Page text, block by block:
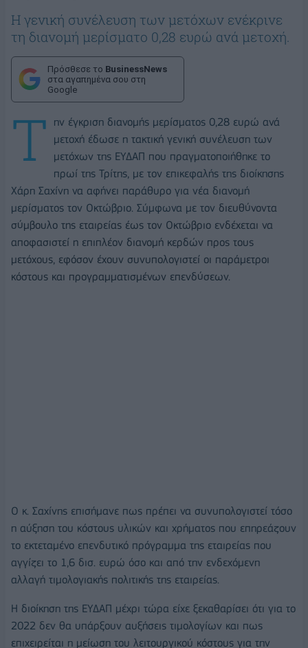
Η γενική συνέλευση των μετόχων ενέκρινε
τη διανομή μερίσματο 0,28 ευρώ ανά μετοχή.
Πρόσθεσε το BusinessNews
στα αγαπημένα σου στη
Google
Τ
ην έγκριση διανομής μερίσματος 0,28 ευρώ ανά
μετοχή έδωσε η τακτική γενική συνέλευση των
μετόχων της ΕΥΔΑΠ που πραγματοποιήθηκε το
πρωί της Τρίτης, με τον επικεφαλής της διοίκησης
Χάρη Σαχίνη να αφήνει παράθυρο για νέα διανομή
μερίσματος τον Οκτώβριο. Σύμφωνα με τον διευθύνοντα
σύμβουλο της εταιρείας έως τον Οκτώβριο ενδέχεται να
αποφασιστεί η επιπλέον διανομή κερδών προς τους
μετόχους, εφόσον έχουν συνυπολογιστεί οι παράμετροι
κόστους και προγραμματισμένων επενδύσεων.
Ο κ. Σαχίνης επισήμανε πως πρέπει να συνυπολογιστεί τόσο
η αύξηση του κόστους υλικών και χρήματος που επηρεάζουν
το εκτεταμένο επενδυτικό πρόγραμμα της εταιρείας που
αγγίζει το 1,6 δισ. ευρώ όσο και από την ενδεχόμενη
αλλαγή τιμολογιακής πολιτικής της εταιρείας.
Η διοίκηση της ΕΥΔΑΠ μέχρι τώρα είχε ξεκαθαρίσει ότι για το
2022 δεν θα υπάρξουν αυξήσεις τιμολογίων και πως
επιχειρείται η μείωση του λειτουργικού κόστους για την